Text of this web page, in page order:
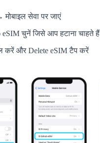
मोबाइल सेवा पर जाएं
eSIM चुनें जिसे आप हटाना चाहते हैं
करें और Delete eSIM टैप करें